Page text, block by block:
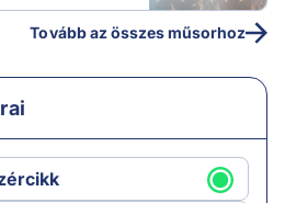
Tovább az összes műsorhoz